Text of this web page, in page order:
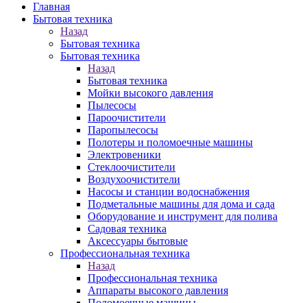
Главная
Бытовая техника
Назад
Бытовая техника
Бытовая техника
Назад
Бытовая техника
Мойки высокого давления
Пылесосы
Пароочистители
Паропылесосы
Полотеры и поломоечные машины
Электровеники
Стеклоочистители
Воздухоочистители
Насосы и станции водоснабжения
Подметальные машины для дома и сада
Оборудование и инструмент для полива
Садовая техника
Аксессуары бытовые
Профессиональная техника
Назад
Профессиональная техника
Аппараты высокого давления